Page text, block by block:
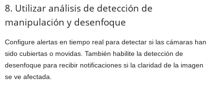
8. Utilizar análisis de detección de
manipulación y desenfoque
Configure alertas en tiempo real para detectar si las cámaras han
sido cubiertas o movidas. También habilite la detección de
desenfoque para recibir notificaciones si la claridad de la imagen
se ve afectada.